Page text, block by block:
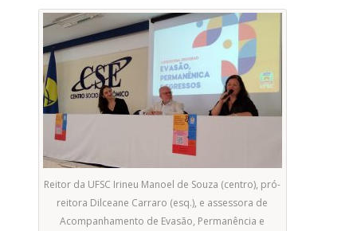
Reitor da UFSC Irineu Manoel de Souza (centro), pró-
reitora Dilceane Carraro (esq.), e assessora de
Acompanhamento de Evasão, Permanência e